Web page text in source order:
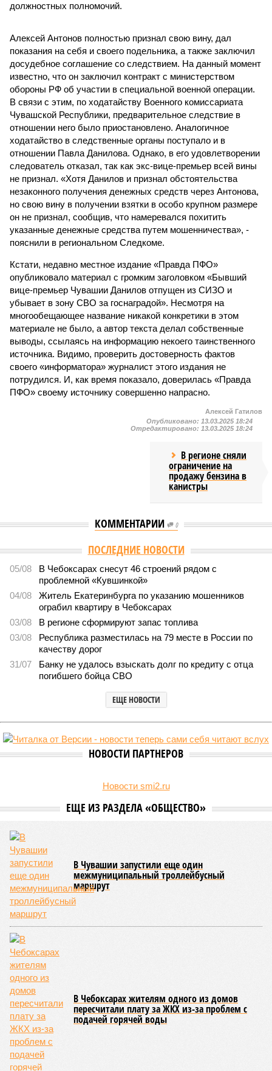
должностных полномочий.
Алексей Антонов полностью признал свою вину, дал
показания на себя и своего подельника, а также заключил
досудебное соглашение со следствием. На данный момент
известно, что он заключил контракт с министерством
обороны РФ об участии в специальной военной операции.
В связи с этим, по ходатайству Военного комиссариата
Чувашской Республики, предварительное следствие в
отношении него было приостановлено. Аналогичное
ходатайство в следственные органы поступало и в
отношении Павла Данилова. Однако, в его удовлетворении
следователь отказал, так как экс-вице-премьер всей вины
не признал. «Хотя Данилов и признал обстоятельства
незаконного получения денежных средств через Антонова,
но свою вину в получении взятки в особо крупном размере
он не признал, сообщив, что намеревался похитить
указанные денежные средства путем мошенничества», -
пояснили в региональном Следкоме.
Кстати, недавно местное издание «Правда ПФО»
опубликовало материал с громким заголовком «Бывший
вице-премьер Чувашии Данилов отпущен из СИЗО и
убывает в зону СВО за госнаградой». Несмотря на
многообещающее название никакой конкретики в этом
материале не было, а автор текста делал собственные
выводы, ссылаясь на информацию некоего таинственного
источника. Видимо, проверить достоверность фактов
своего «информатора» журналист этого издания не
потрудился. И, как время показало, доверилась «Правда
ПФО» своему источнику совершенно напрасно.
Алексей Гатилов
Опубликовано: 13.03.2025 18:24
Отредактировано: 13.03.2025 18:24
В регионе сняли
ограничение на
продажу бензина в
канистры
КОММЕНТАРИИ 0
Версия //Общество //
В регионе учреждены удостоверения мастеров
В регионе учреждены удостоверения мастеров спорта по
борьбе керешу
Заткнуть за пояс
В регионе учреждены удостоверения мастеров спорта по борьбе керешу
(фото: wikimedia commons/Ilsurikat)
В Чувашской Республике последовательно реализуются меры,
направленные на повышение статуса и институциональное
развитие национальной борьбы на поясах керешу.
Региональные власти не ограничились
дисциплины в качестве приоритетной, но также утвердили
официальную систему спортивных званий и
соответствующие положения и образцы наградных
атрибутов на уровне правительства субъекта. Согласно
обнародованным материалам, введены удостоверения и
нагрудные знаки мастера спорта Чувашии международного
класса по керешу, а также мастера спорта Чувашии.
Параллельно с этим разработана полная разрядная сетка
по керешу, охватывающая все ступени от третьего
юношеского разряда до уровня кандидата в мастера
спорта. Такая структура призвана обеспечить системность
в подготовке юных атлетов и создать чёткие ориентиры
для последовательного повышения их квалификации.
Керешу представляет собой традиционное единоборство,
уходящее корнями в культуру чувашского народа. Схватка
проходит следующим образом: соперники располагаются
лицом друг к другу, при этом через пояс каждого из них
перекинуто специальное матерчатое полотенце;
удерживаясь за этот элемент экипировки, борцы вступают
в противоборство, основная задача которого заключается в